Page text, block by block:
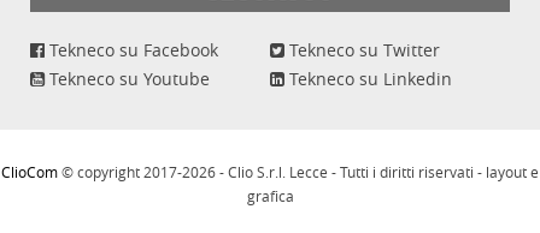
Tekneco su Facebook
Tekneco su Twitter
Tekneco su Youtube
Tekneco su Linkedin
ClioCom© copyright 2017-2026 - Clio S.r.l. Lecce - Tutti i diritti riservati - layout e
grafica